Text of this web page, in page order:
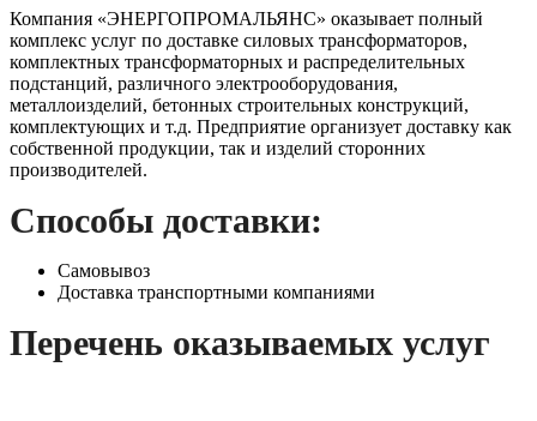
Компания «ЭНЕРГОПРОМАЛЬЯНС» оказывает полный
комплекс услуг по доставке силовых трансформаторов,
комплектных трансформаторных и распределительных
подстанций, различного электрооборудования,
металлоизделий, бетонных строительных конструкций,
комплектующих и т.д. Предприятие организует доставку как
собственной продукции, так и изделий сторонних
производителей.
Способы доставки:
Самовывоз
Доставка транспортными компаниями
Перечень оказываемых услуг